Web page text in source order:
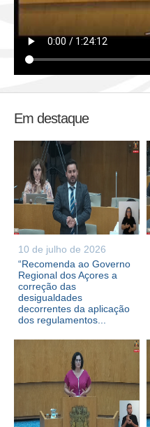
Em destaque
10 de julho de 2026
“Recomenda ao Governo
Regional dos Açores a
correção das
desigualdades
decorrentes da aplicação
dos regulamentos...